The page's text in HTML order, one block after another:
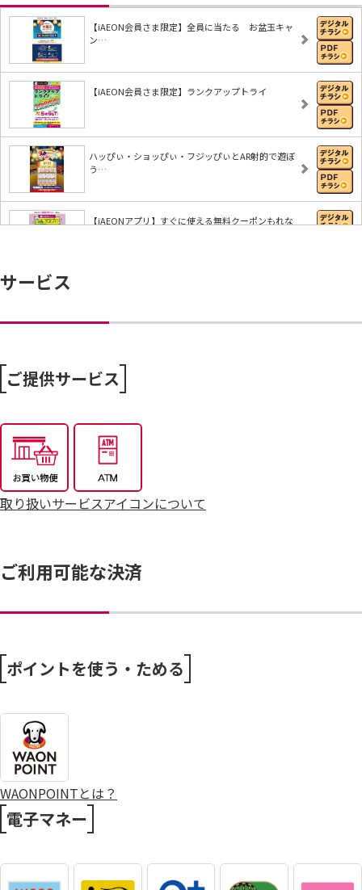
【iAEON会員さま限定】全員に当たる お盆玉キャ
ン…
【iAEON会員さま限定】ランクアップトライ
ハッぴぃ・ショッぴぃ・フジッぴぃとAR射的で遊ぼ
う…
【iAEONアプリ】すぐに使える無料クーポンもれな
サービス
ご提供サービス
取り扱いサービスアイコンについて
ご利用可能な決済
ポイントを使う・ためる
WAONPOINTとは？
電子マネー